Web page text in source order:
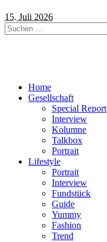
15. Juli 2026
Suchen
nach:
Home
Gesellschaft
Special Report
Interview
Kolumne
Talkbox
Portrait
Lifestyle
Portrait
Interview
Fundstück
Guide
Yummy
Fashion
Trend